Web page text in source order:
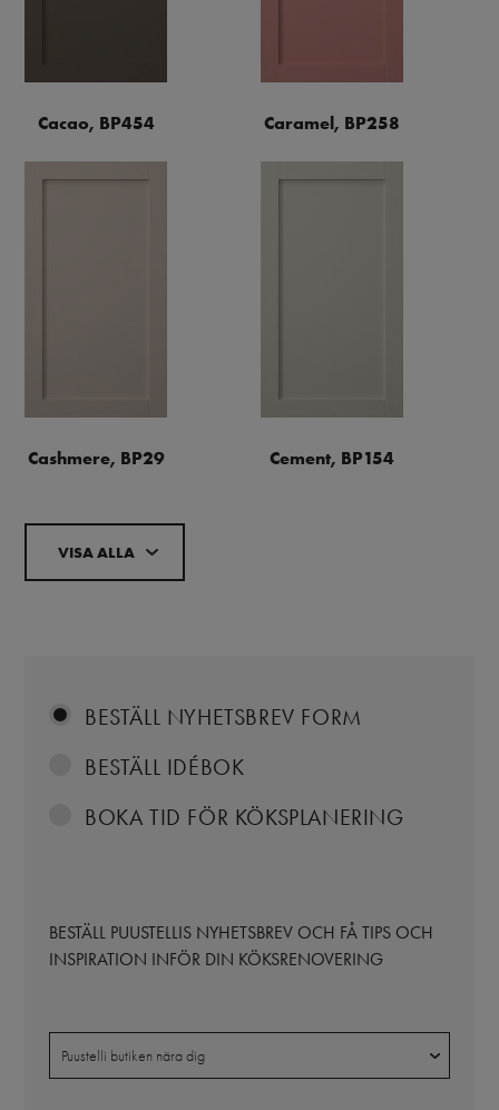
Cacao, BP454 Caramel, BP258
Cashmere, BP29 Cement, BP154
VISA ALLA
BESTÄLL NYHETSBREV FORM
BESTÄLL IDÉBOK
BOKA TID FÖR KÖKSPLANERING
BESTÄLL PUUSTELLIS NYHETSBREV OCH FÅ TIPS OCH
INSPIRATION INFÖR DIN KÖKSRENOVERING
Puustelli butiken nära dig